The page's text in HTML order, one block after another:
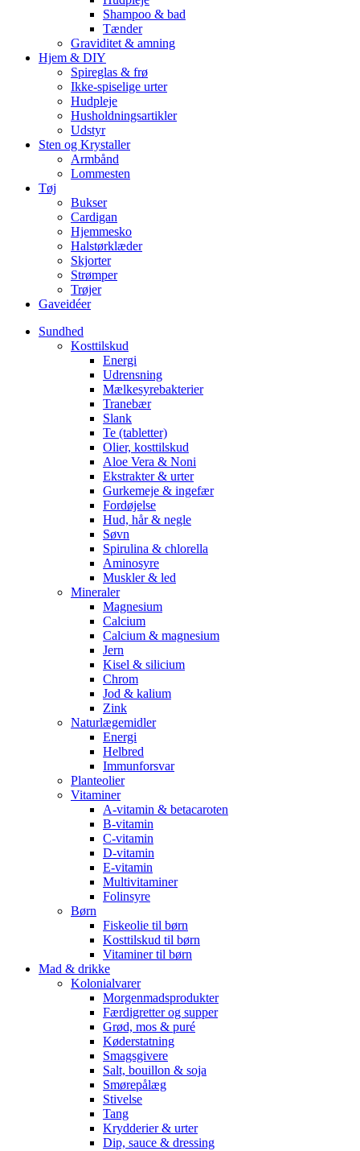
Shampoo & bad
Tænder
Graviditet & amning
Hjem & DIY
Spireglas & frø
Ikke-spiselige urter
Hudpleje
Husholdningsartikler
Udstyr
Sten og Krystaller
Armbånd
Lommesten
Tøj
Bukser
Cardigan
Hjemmesko
Halstørklæder
Skjorter
Strømper
Trøjer
Gaveidéer
Sundhed
Kosttilskud
Energi
Udrensning
Mælkesyrebakterier
Tranebær
Slank
Te (tabletter)
Olier, kosttilskud
Aloe Vera & Noni
Ekstrakter & urter
Gurkemeje & ingefær
Fordøjelse
Hud, hår & negle
Søvn
Spirulina & chlorella
Aminosyre
Muskler & led
Mineraler
Magnesium
Calcium
Calcium & magnesium
Jern
Kisel & silicium
Chrom
Jod & kalium
Zink
Naturlægemidler
Energi
Helbred
Immunforsvar
Planteolier
Vitaminer
A-vitamin & betacaroten
B-vitamin
C-vitamin
D-vitamin
E-vitamin
Multivitaminer
Folinsyre
Børn
Fiskeolie til børn
Kosttilskud til børn
Vitaminer til børn
Mad & drikke
Kolonialvarer
Morgenmadsprodukter
Færdigretter og supper
Grød, mos & puré
Køderstatning
Smagsgivere
Salt, bouillon & soja
Smørepålæg
Stivelse
Tang
Krydderier & urter
Dip, sauce & dressing